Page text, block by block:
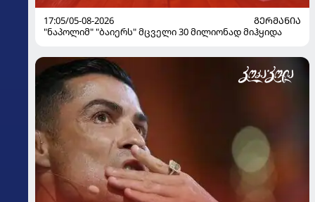
17:05/05-08-2026
ᲒᲔᲠᲛᲐᲜᲘᲐ
"ნაპოლიმ" "ბაიერს" მცველი 30 მილიონად მიჰყიდა